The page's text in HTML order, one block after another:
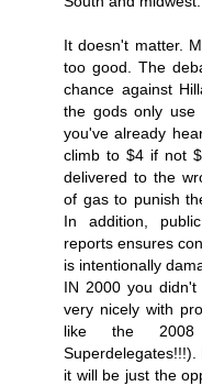
It doesn't matter.
too good. The
chance against
the gods only use
you've already
climb to $4 if not
delivered to the
of gas to punish
In addition,
reports ensures
is intentionally
IN 2000 you
very nicely with
like the 2008
it will be just the